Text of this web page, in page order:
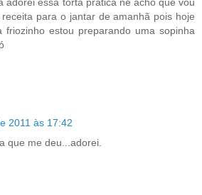
para o jantar de amanhã pois hoje
friozinho estou preparando uma sopinha
2011 às 17:42
que me deu...adorei.